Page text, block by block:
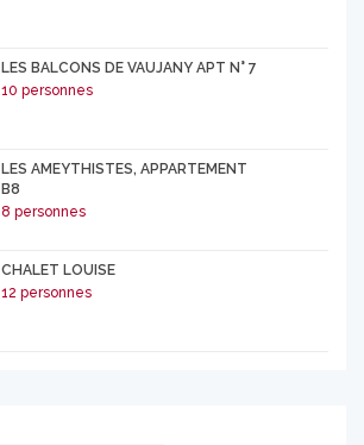
LES BALCONS DE VAUJANY APT N° 7
10 personnes
LES AMEYTHISTES, APPARTEMENT
B8
8 personnes
CHALET LOUISE
12 personnes